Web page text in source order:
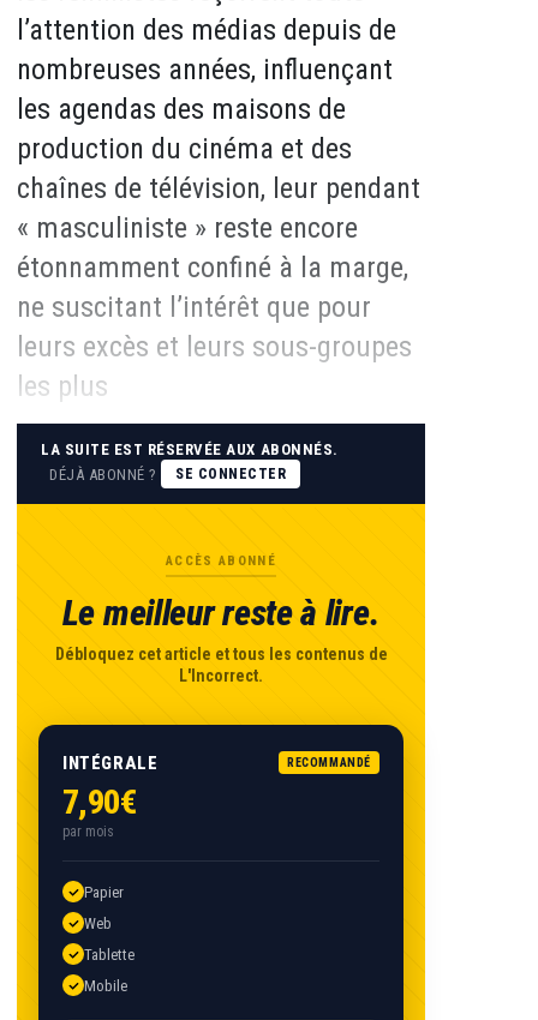
l’attention des médias depuis de
nombreuses années, influençant
les agendas des maisons de
production du cinéma et des
chaînes de télévision, leur pendant
« masculiniste » reste encore
étonnamment confiné à la marge,
ne suscitant l’intérêt que pour
leurs excès et leurs sous-groupes
les plus
LA SUITE EST RÉSERVÉE AUX ABONNÉS.
DÉJÀ ABONNÉ ?
SE CONNECTER
ACCÈS ABONNÉ
Le meilleur reste à lire.
Débloquez cet article et tous les contenus de
L'Incorrect.
INTÉGRALE RECOMMANDÉ
7,90€
par mois
Papier
Web
Tablette
Mobile